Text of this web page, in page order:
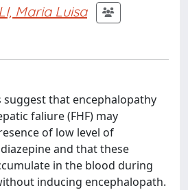
Maria Luisa
suggest that encephalopathy
faliure (FHF) may
of low level of
and that these
in the blood during
inducing encephalopath.